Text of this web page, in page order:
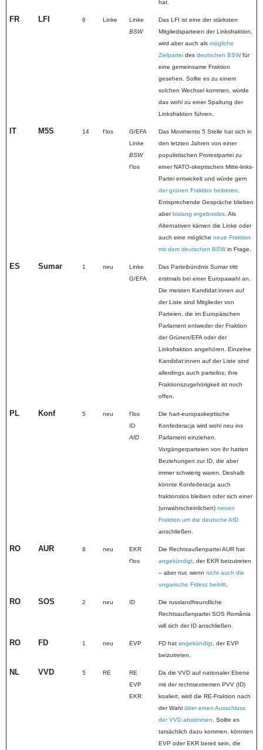
hat.
FR LFI 6 Linke
Linke
BSW
Das LFI ist eine der stärksten
Mitgliedsparteien der Linksfraktion,
wird aber auch als mögliche
Zielpartei des deutschen BSWfür
eine gemeinsame Fraktion
gesehen. Sollte es zu einem
solchen Wechsel kommen, würde
das wohl zu einer Spaltung der
Linksfraktion führen.
IT M5S 14 fʼlos
G/EFA
Linke
BSW
fʼlos
Das Movimento 5 Stelle hat sich in
den letzten Jahren von einer
populistischen Protestpartei zu
einer NATO-skeptischen Mitte-links-
Partei entwickelt und würde gern
der grünen Fraktion beitreten
Entsprechende Gespräche blieben
aberbislang ergebnislos . Als
Alternativen kämen die Linke oder
auch eine mögliche neue Fraktion
mit dem deutschen BSWin Frage.
ES Sumar 1 neu
Linke
G/EFA
Das Parteibündnis Sumar tritt
erstmals bei einer Europawahl an.
Die meisten Kandidat:innen auf
der Liste sind Mitglieder von
Parteien, die im Europäischen
Parlament entweder der Fraktion
der Grünen/EFA oder der
Linksfraktion angehören. Einzelne
Kandidat:innen auf der Liste sind
allerdings auch parteilos; ihre
Fraktionszugehörigkeit ist noch
offen.
PL Konf 5 neu
fʼlos
ID
AfD
Die hart-europaskeptische
Konfederacja wird wohl neu ins
Parlament einziehen.
Vorgängerparteien von ihr hatten
Beziehungen zur ID, die aber
immer schwierig waren. Deshalb
könnte Konfederacja auch
fraktionslos bleiben oder sich einer
(unwahrscheinlichen) neuen
Fraktion um die deutsche AfD
anschließen.
RO AUR 8 neu
EKR
fʼlos
Die Rechtsaußenpartei AUR hat
angekündigt , der EKR beizutreten
– aber nur, wenn nicht auch die
ungarische Fidesz beitritt
RO SOS 2 neu ID
Die russlandfreundliche
Rechtsaußenpartei SOS România
will sich der ID anschließen.
RO FD 1 neu EVP FD hat angekündigt , der EVP
beizutreten.
NL VVD 5 RE
RE
EVP
EKR
Da die VVD auf nationaler Ebene
mit der rechtsextremen PVV (ID)
koaliert, wird die RE-Fraktion nach
der Wahl über einen Ausschluss
der VVD abstimmen . Sollte es
tatsächlich dazu kommen, könnten
EVP oder EKR bereit sein, die